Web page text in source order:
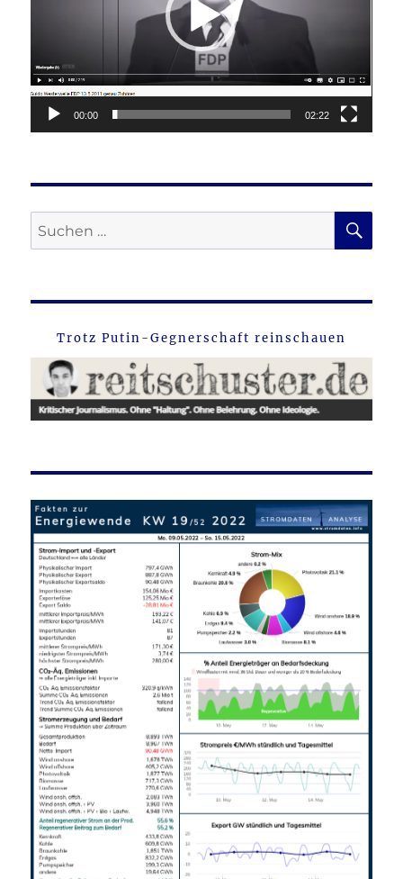
00:00 02:22
Suche
nach:
Trotz Putin-Gegnerschaft reinschauen